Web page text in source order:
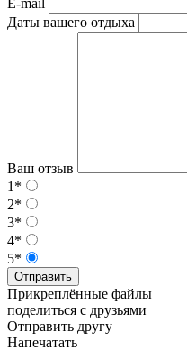
Даты вашего отдыха
Ваш отзыв
1*
2*
3*
4*
5*
Отправить
Прикреплённые файлы
поделиться с друзьями
Отправить другу
Напечатать